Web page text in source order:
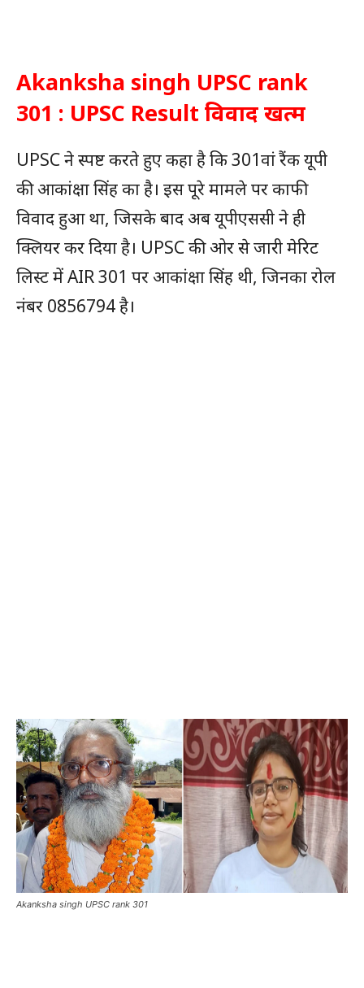
Akanksha singh UPSC rank
301 : UPSC Result विवाद खत्म
UPSC ने स्पष्ट करते हुए कहा है कि 301वां रैंक यूपी
की आकांक्षा सिंह का है। इस पूरे मामले पर काफी
विवाद हुआ था, जिसके बाद अब यूपीएससी ने ही
क्लियर कर दिया है। UPSC की ओर से जारी मेरिट
लिस्‍ट में AIR 301 पर आकांक्षा सिंह थी, जिनका रोल
नंबर 0856794 है।
Akanksha singh UPSC rank 301